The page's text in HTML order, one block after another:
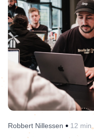
Robbert Nillessen • 12 min